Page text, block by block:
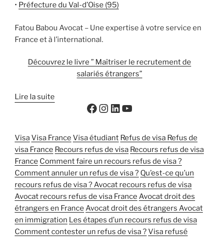
• Préfecture du Val-d’Oise (95)
Fatou Babou Avocat – Une expertise à votre service en
France et à l’international.
Découvrez le livre ” Maîtriser le recrutement de
salariés étrangers”
Lire la suite
VisaVisa France Visa étudiant Refus de visa Refus de
visa France Recours refus de visa Recours refus de visa
France Comment faire un recours refus de visa ?
Comment annuler un refus de visa ? Qu’est-ce qu’un
recours refus de visa ?Avocat recours refus de visa
Avocat recours refus de visa France Avocat droit des
étrangers en France Avocat droit des étrangers Avocat
en immigration Les étapes d’un recours refus de visa
Comment contester un refus de visa ?Visa refusé